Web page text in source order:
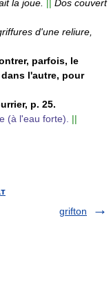
la joue. || Dos couvert
d'une reliure,
parfois, le
l'autre, pour
p. 25.
(à l'eau forte).
||
grifton